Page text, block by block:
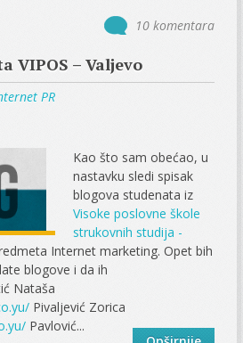
10 komentara
VIPOS – Valjevo
PR
Kao što sam obećao, u
nastavku sledi spisak
blogova studenata iz
Visoke poslovne škole
strukovnih studija -
Internet marketing. Opet bih
blogove i da ih
Nataša
Pivaljević Zorica
Pavlović...